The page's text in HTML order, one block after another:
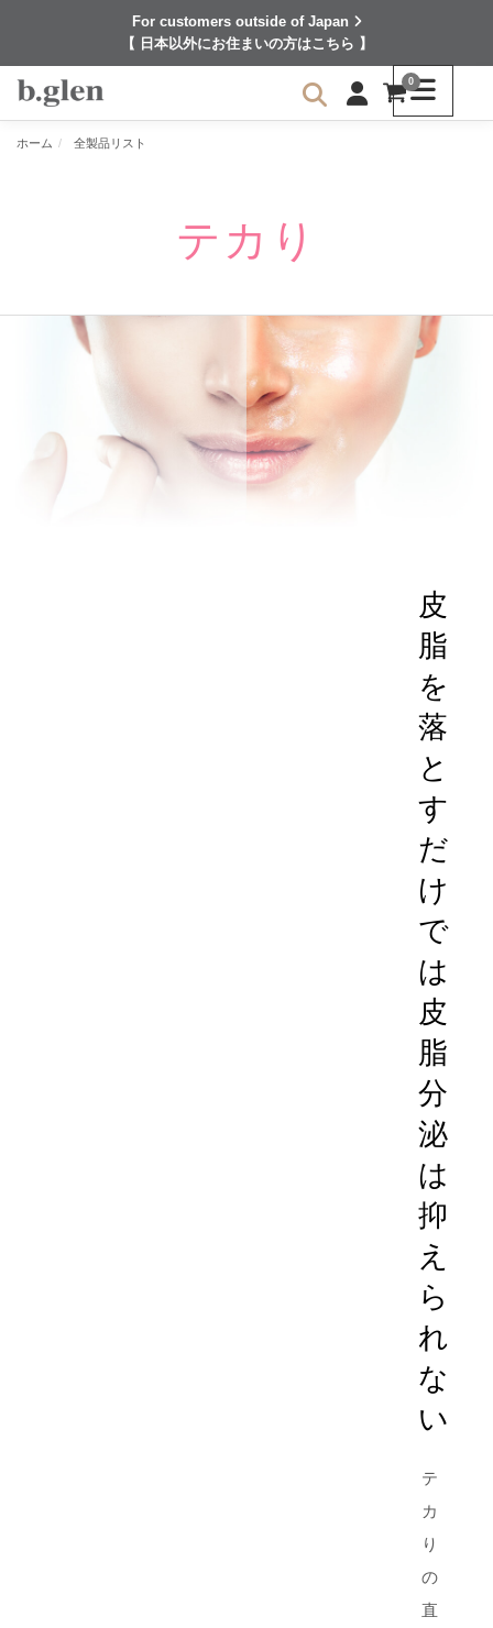
For customers outside of Japan
【 日本以外にお住まいの方はこちら 】
0
ホーム 全製品リスト
テカり
皮
脂
を
落
と
す
だ
け
で
は
皮
脂
分
泌
は
抑
え
ら
れ
な
い
テ
カ
り
の
直